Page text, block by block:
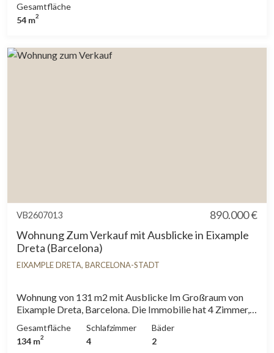
Gesamtfläche
54 m2
VB2607013
890.000 €
Wohnung Zum Verkauf mit Ausblicke in Eixample
Dreta (Barcelona)
EIXAMPLE DRETA, BARCELONA-STADT
Wohnung von 131 m2 mit Ausblicke Im Großraum von
Eixample Dreta, Barcelona. Die Immobilie hat 4 Zimmer,
Gesamtfläche
134 m2
Schlafzimmer
4
Bäder
2